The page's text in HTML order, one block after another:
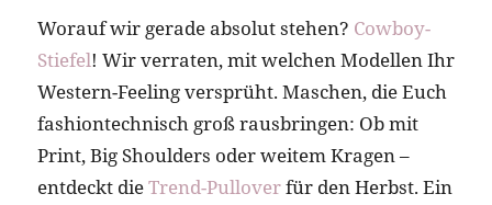
Worauf wir gerade absolut stehen? Cowboy-
Stiefel! Wir verraten, mit welchen Modellen Ihr
Western-Feeling versprüht. Maschen, die Euch
fashiontechnisch groß rausbringen: Ob mit
Print, Big Shoulders oder weitem Kragen –
entdeckt dieTrend-Pulloverfür den Herbst. Ein